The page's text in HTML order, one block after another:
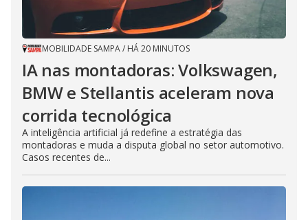
MOBILIDADE SAMPA/ HÁ 20 MINUTOS
IA nas montadoras: Volkswagen,
BMW e Stellantis aceleram nova
corrida tecnológica
A inteligência artificial já redefine a estratégia das
montadoras e muda a disputa global no setor automotivo.
Casos recentes de...